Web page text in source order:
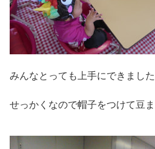
みんなとっても上手にできまし
せっかくなので帽子をつけて豆